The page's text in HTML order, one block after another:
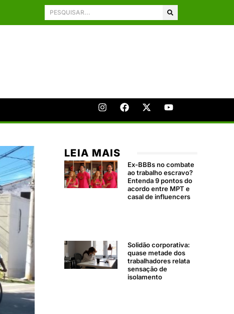
LEIA MAIS
Ex-BBBs no combate
ao trabalho escravo?
Entenda 9 pontos do
acordo entre MPT e
casal de influencers
Solidão corporativa:
quase metade dos
trabalhadores relata
sensação de
isolamento